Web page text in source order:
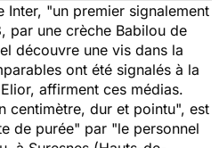
Inter, "un premier signalement
par une crèche Babilou de
découvre une vis dans la
ont été signalés à la
affirment ces médias.
centimètre, dur et pointu", est
de purée" par "le personnel